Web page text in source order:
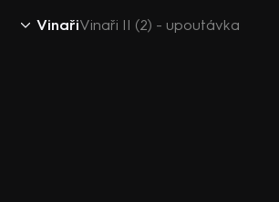
VinařiVinaři II (2) - upoutávka